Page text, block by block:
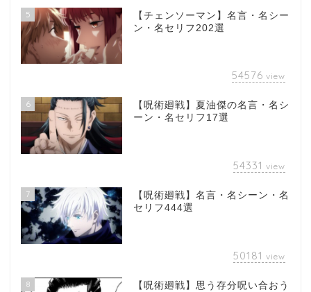
5
【チェンソーマン】名言・名シー
ン・名セリフ202選
54576 view
6
【呪術廻戦】夏油傑の名言・名シ
ーン・名セリフ17選
54331 view
7
【呪術廻戦】名言・名シーン・名
セリフ444選
50181 view
8
【呪術廻戦】思う存分呪い合おう